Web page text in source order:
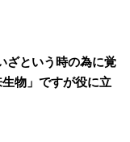
ざという時の為に覚
物」ですが役に立